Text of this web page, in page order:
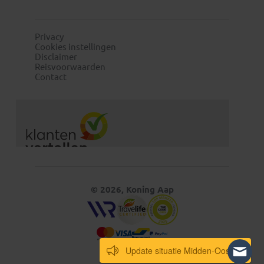
Privacy
Cookies instellingen
Disclaimer
Reisvoorwaarden
Contact
© 2026, Koning Aap
Update situatie Midden-Oosten